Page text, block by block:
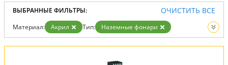
ВЫБРАННЫЕ ФИЛЬТРЫ: ОЧИСТИТЬ ВСЕ
Материал: Акрил Тип:
Наземные фонари
Вид:
Уличные светильники